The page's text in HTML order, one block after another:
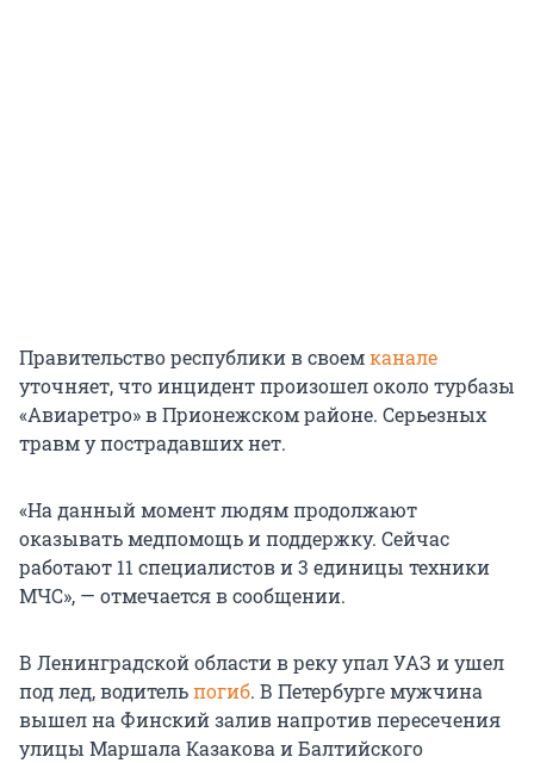
Правительство республики в своемканале
уточняет, что инцидент произошел около турбазы
«Авиаретро» в Прионежском районе. Серьезных
травм у пострадавших нет.
«На данный момент людям продолжают
оказывать медпомощь и поддержку. Сейчас
работают 11 специалистов и 3 единицы техники
МЧС», — отмечается в сообщении.
В Ленинградской области в реку упал УАЗ и ушел
под лед, водительпогиб. В Петербурге мужчина
вышел на Финский залив напротив пересечения
улицы Маршала Казакова и Балтийского